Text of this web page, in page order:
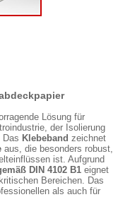
Lösung für
der Isolierung
Das Klebeband zeichnet
aus, die besonders robust,
ist. Aufgrund
DIN 4102 B1 eignet
Bereichen. Das
als auch für